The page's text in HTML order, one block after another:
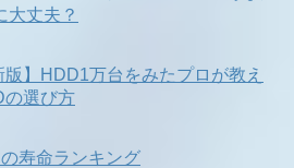
大丈夫？
版】HDD1万台をみたプロが教え
の選び方
寿命ランキング